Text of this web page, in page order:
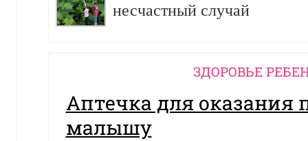
несчастный случай
ЗДОРОВЬЕ
Аптечка для
малышу